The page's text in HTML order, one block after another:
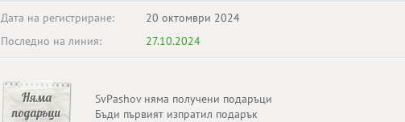
Дата на регистриране:
20 октомври 2024
Последно на линия:
27.10.2024
Няма
подаръци
SvPashov няма получени подаръци
Бъди първият изпратил подарък